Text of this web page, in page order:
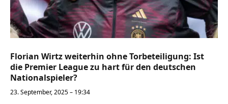
Florian Wirtz weiterhin ohne Torbeteiligung: Ist
die Premier League zu hart für den deutschen
Nationalspieler?
23. September, 2025 – 19:34